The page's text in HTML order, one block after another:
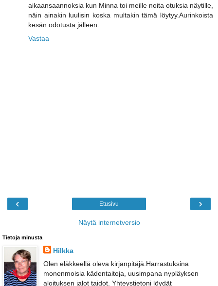
aikaansaannoksia kun Minna toi meille noita otuksia näytille,
näin ainakin luulisin koska multakin tämä löytyy.Aurinkoista
kesän odotusta jälleen.
Vastaa
‹ ›
Etusivu
Näytä internetversio
Tietoja minusta
Hilkka
Olen eläkkeellä oleva kirjanpitäjä.Harrastuksina
monenmoisia kädentaitoja, uusimpana nypläyksen
aloituksen jalot taidot. Yhteystietoni löydät